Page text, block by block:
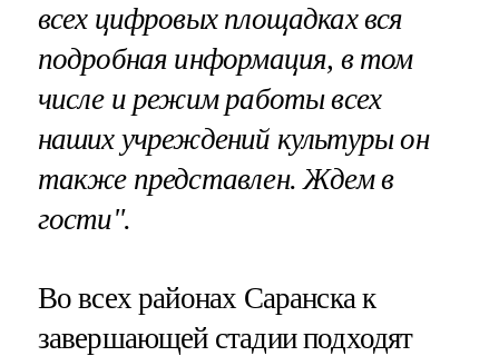
всех цифровых площадках вся
подробная информация, в том
числе и режим работы всех
наших учреждений культуры он
также представлен. Ждем в
гости".
Во всех районах Саранска к
завершающей стадии подходят